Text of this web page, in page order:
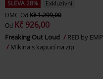
SLEVA 28%
Exkluzivní
DMC Od Kč 1.299,00
Od Kč 926,00
Freaking Out Loud
RED by EMP
Mikina s kapucí na zip